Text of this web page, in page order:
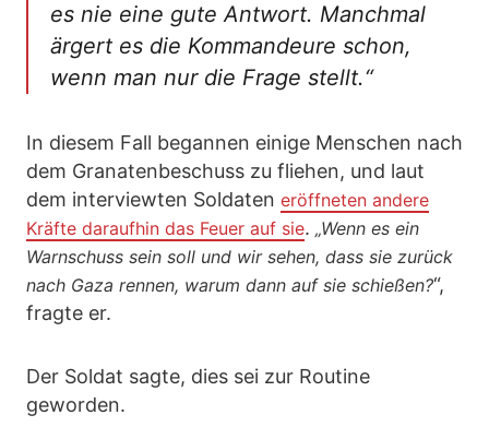
es nie eine gute Antwort. Manchmal
ärgert es die Kommandeure schon,
wenn man nur die Frage stellt.“
In diesem Fall begannen einige Menschen nach
dem Granatenbeschuss zu fliehen, und laut
dem interviewten Soldaten eröffneten andere
Kräfte daraufhin das Feuer auf sie. „Wenn es ein
Warnschuss sein soll und wir sehen, dass sie zurück
nach Gaza rennen, warum dann auf sie schießen?“,
fragte er.
Der Soldat sagte, dies sei zur Routine
geworden.